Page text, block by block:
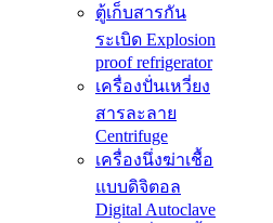
ตู้เก็บสารกัน
ระเบิด Explosion
proof refrigerator
เครื่องปั่นเหวี่ยง
สารละลาย
Centrifuge
เครื่องนึ่งฆ่าเชื้อ
แบบดิจิตอล
Digital Autoclave